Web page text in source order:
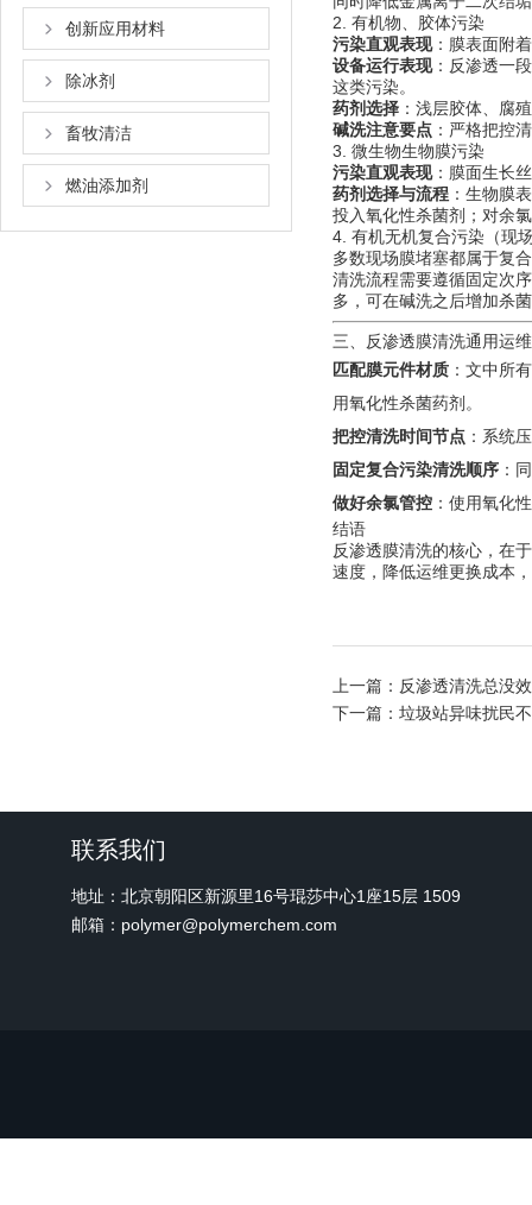
创新应用材料
除冰剂
畜牧清洁
燃油添加剂
2. 有机物、胶体污染
污染直观表现：膜表面附
设备运行表现：反渗透一
这类污染。
药剂选择 ：浅层胶体、腐
碱洗注意要点 ：严格把控
3. 微生物生物膜污染
污染直观表现：膜面生长
药剂选择与流程 ：生物膜
投入氧化性杀菌剂；对余
4. 有机无机复合污染（现
多数现场膜堵塞都属于复
清洗流程需要遵循固定次
多，可在碱洗之后增加杀
三、反渗透膜清洗通用运
匹配膜元件材质 ：文中所
用氧化性杀菌药剂。
把控清洗时间节点 ：系统
固定复合污染清洗顺序 ：
做好余氯管控 ：使用氧化
结语
反渗透膜清洗的核心，在
速度，降低运维更换成本
上一篇： 反渗透清洗总没
下一篇： 垃圾站异味扰民
联系我们
地址：北京朝阳区新源里16号琨莎中心1座15层 1509
邮箱：polymer@polymerchem.com